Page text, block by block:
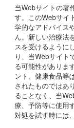
当Webサイトの著
す。このWebサイ
学的なアドバイス
ん。新しい治療法
スを受けるように
り、当Webサイト
る可能性がありま
ント、健康食品等
されたものではあ
ることなく、当
療、予防等に使用
対処を試す時には